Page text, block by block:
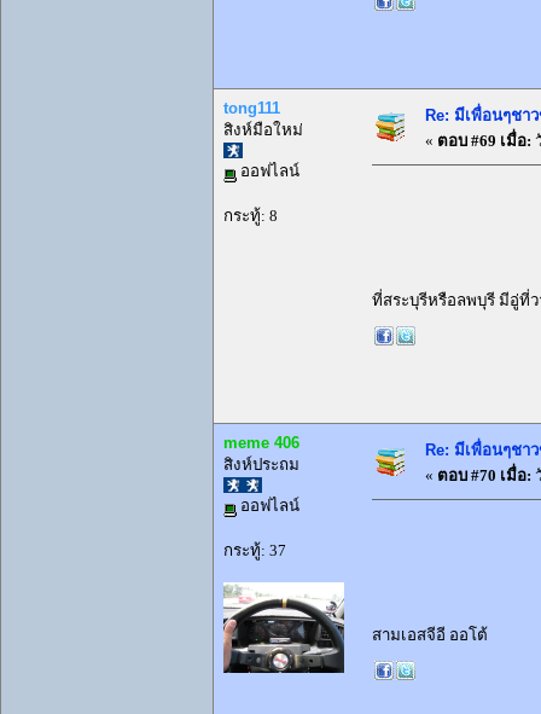
tong111
สิงห์มือใหม่
ออฟไลน์
กระทู้: 8
Re: มีเพื่อนๆชา
« ตอบ #69 เมื่อ:
ที่สระบุรีหรือลพบุรี มีอู่ที่
meme 406
สิงห์ประถม
ออฟไลน์
กระทู้: 37
Re: มีเพื่อนๆชา
« ตอบ #70 เมื่อ:
สามเอสจีอี ออโต้